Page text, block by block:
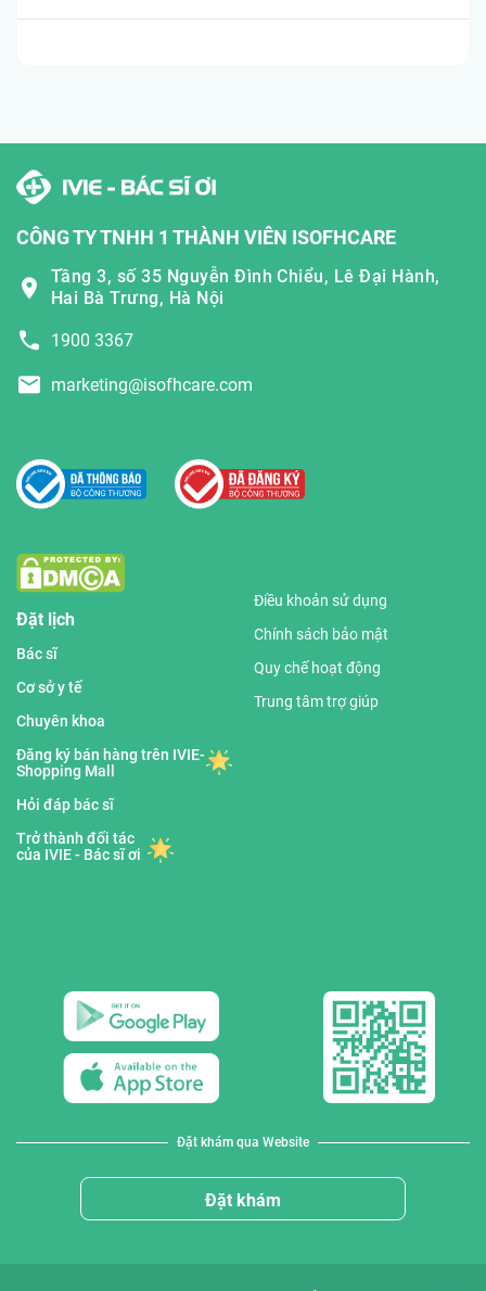
CÔNG TY TNHH 1 THÀNH VIÊN ISOFHCARE
Tầng 3, số 35 Nguyễn Đình Chiểu, Lê Đại Hành,
Hai Bà Trưng, Hà Nội
1900 3367
marketing@isofhcare.com
Đặt lịch
Bác sĩ
Cơ sở y tế
Chuyên khoa
Đăng ký bán hàng trên IVIE-
Shopping Mall
Hỏi đáp bác sĩ
Trở thành đối tác
của IVIE - Bác sĩ ơi
Điều khoản sử dụng
Chính sách bảo mật
Quy chế hoạt động
Trung tâm trợ giúp
Đặt khám qua Website
Đặt khám